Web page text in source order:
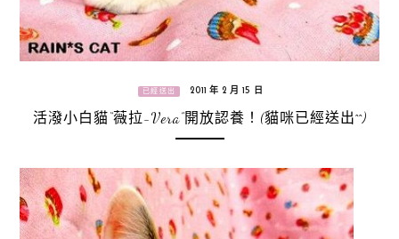
已經送出 2011 年 2 月 15 日
活潑小白貓“薇拉-Vera”開放認養！(貓咪已經送出^^)